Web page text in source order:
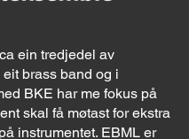
ein tredjedel av
brass band og i
BKE har me fokus på
skal få møtast for ekstra
instrumentet. EBML er